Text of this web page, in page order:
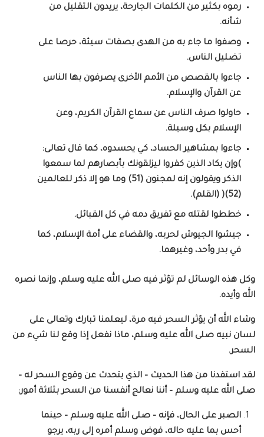
رموه بكثير من الكلمات الجارحة، يريدون التقليل من
شأنه.
وصفوا ما جاء به من الهدى بصفات سيئة، حرصا على
تضليل الناس.
جاءوا بالقصص من الأمم الأخرى يصرفون بها الناس
عن القرآن والإسلام.
حاولوا صرف الناس عن سماع القرآن الكريم، وعن
الإسلام بكل وسيلة.
جاءوا بمشاهير الحساد، كي يحسدوه، كما قال تعالى:
)وإن يكاد الذين كفروا ليزلقونك بأبصارهم لما سمعوا
الذكر ويقولون إنه لمجنون (51) وما هو إلا ذكر للعالمين
(52)( (القلم).
خططوا لقتله مع تفريق دمه في كل القبائل.
جيشوا الجيوش لحربه، والقضاء على أمة الإسلام، كما
في بدر وأحد، وغيرهما.
وكل هذه الوسائل لم تؤثر فيه صلى الله عليه وسلم، وإنما نصره
الله وأيده.
وشاء الله أن يؤثر السحر فيه مرة، ليعلمنا تبارك وتعالى على
لسان نبيه صلى الله عليه وسلم، ماذا نفعل إذا وقع لنا شيء من
السحر.
لقد استفدنا من هذا الحديث – الذي يتحدث عن وقوع السحر له –
صلى الله عليه وسلم – أننا نعالج أنفسنا من السحر بثلاثة أمور:
الصبر على الحال، فإنه – صلى الله عليه وسلم – حينما
أحس بما عليه حاله، فوض وسلم أمره إلى ربه، يرجو